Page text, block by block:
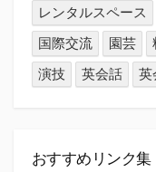
レンタルスペース
国際交流
園芸
演技
英会話 英
おすすめリンク集